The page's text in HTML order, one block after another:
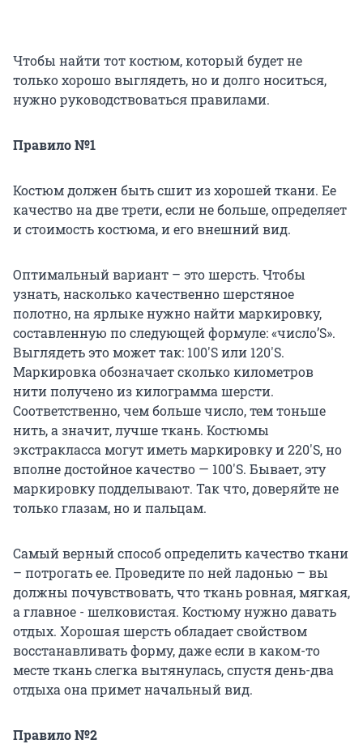
Чтобы найти тот костюм, который будет не
только хорошо выглядеть, но и долго носиться,
нужно руководствоваться правилами.
Правило №1
Костюм должен быть сшит из хорошей ткани. Ее
качество на две трети, если не больше, определяет
и стоимость костюма, и его внешний вид.
Оптимальный вариант – это шерсть. Чтобы
узнать, насколько качественно шерстяное
полотно, на ярлыке нужно найти маркировку,
составленную по следующей формуле: «число’S».
Выглядеть это может так: 100'S или 120'S.
Маркировка обозначает сколько километров
нити получено из килограмма шерсти.
Соответственно, чем больше число, тем тоньше
нить, а значит, лучше ткань. Костюмы
экстракласса могут иметь маркировку и 220'S, но
вполне достойное качество — 100'S. Бывает, эту
маркировку подделывают. Так что, доверяйте не
только глазам, но и пальцам.
Самый верный способ определить качество ткани
– потрогать ее. Проведите по ней ладонью – вы
должны почувствовать, что ткань ровная, мягкая,
а главное - шелковистая. Костюму нужно давать
отдых. Хорошая шерсть обладает свойством
восстанавливать форму, даже если в каком-то
месте ткань слегка вытянулась, спустя день-два
отдыха она примет начальный вид.
Правило №2